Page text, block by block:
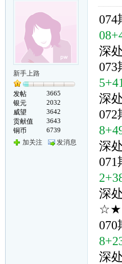
新手上路
发帖
3665
银元
2032
威望
3642
贡献值
3643
铜币
6739
加关注
发消息
074
深
073
深
072
深
071
深
070
深